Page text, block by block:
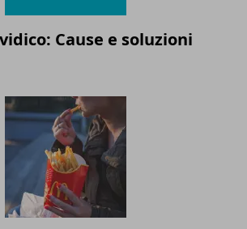
Cause e soluzioni